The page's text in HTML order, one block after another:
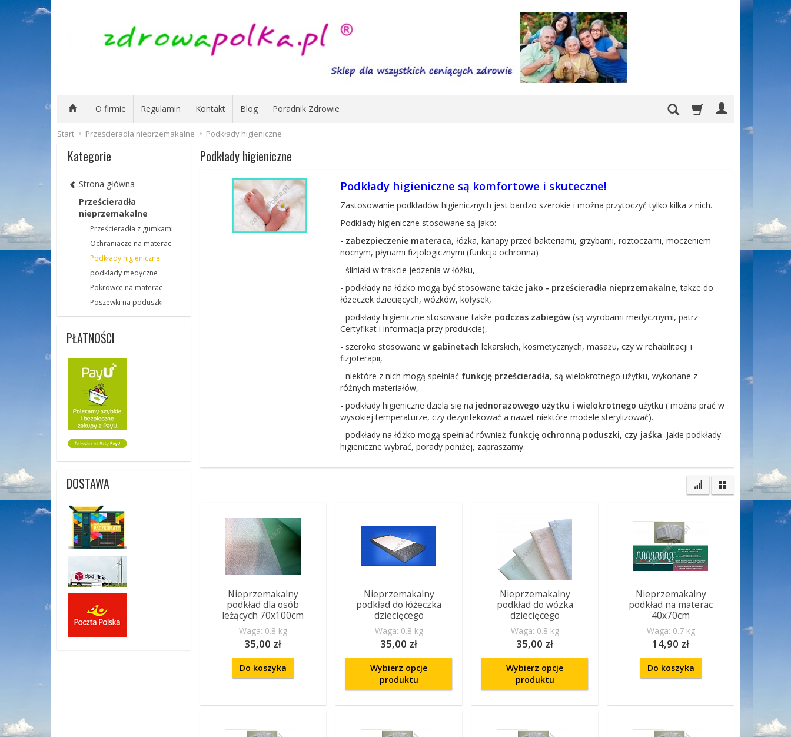
O firmie Regulamin Kontakt Blog Poradnik Zdrowie
Start Prześcieradła nieprzemakalne Podkłady higieniczne
Podkłady higieniczne
Podkłady higieniczne są komfortowe i skuteczne!
Zastosowanie podkładów higienicznych jest bardzo szerokie i można przytoczyć tylko kilka z nich.
Podkłady higieniczne stosowane są jako:
- zabezpieczenie materaca, łóżka, kanapy przed bakteriami, grzybami, roztoczami, moczeniem
nocnym, płynami fizjologicznymi (funkcja ochronna)
- śliniaki w trakcie jedzenia w łóżku,
- podkłady na łóżko mogą być stosowane także jako - prześcieradła nieprzemakalne, także do
łóżeczek dziecięcych, wózków, kołysek,
- podkłady higieniczne stosowane także podczas zabiegów(są wyrobami medycznymi, patrz
Certyfikat i informacja przy produkcie),
- szeroko stosowane w gabinetach lekarskich, kosmetycznych, masażu, czy w rehabilitacji i
fizjoterapii,
- niektóre z nich mogą spełniać funkcję prześcieradła, są wielokrotnego użytku, wykonane z
różnych materiałów,
- podkłady higieniczne dzielą się na jednorazowego użytku i wielokrotnego użytku ( można prać w
wysokiej temperaturze, czy dezynfekować a nawet niektóre modele sterylizować).
- podkłady na łóżko mogą spełniać również funkcję ochronną poduszki, czy jaśka. Jakie podkłady
higieniczne wybrać, porady poniżej, zapraszamy.
Nieprzemakalny
podkład dla osób
leżących 70x100cm
Waga: 0.8 kg
35,00 zł
Do koszyka
Nieprzemakalny
podkład do łóżeczka
dziecięcego
Waga: 0.8 kg
35,00 zł
Wybierz opcje
produktu
Nieprzemakalny
podkład do wózka
dziecięcego
Waga: 0.8 kg
35,00 zł
Wybierz opcje
produktu
Nieprzemakalny
podkład na materac
40x70cm
Waga: 0.7 kg
14,90 zł
Do koszyka
Kategorie
Strona główna
Prześcieradła
nieprzemakalne
Prześcieradła z gumkami
Ochraniacze na materac
Podkłady higieniczne
podkłady medyczne
Pokrowce na materac
Poszewki na poduszki
PŁATNOŚCI
DOSTAWA